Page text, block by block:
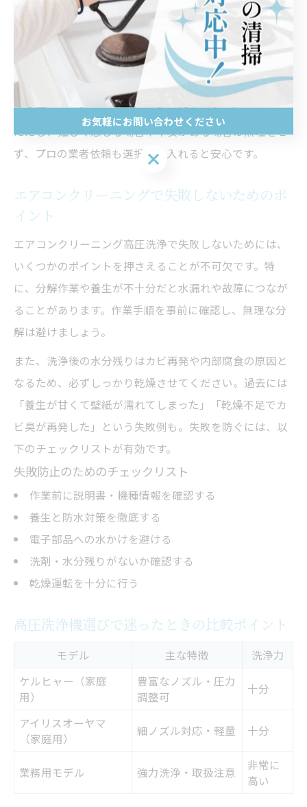
洗浄時は、洗剤を適切に使い、十分にすすぐことで薬剤
残りや臭いを防止します。仕上げに送風運転を10〜20分
行い、内部の乾燥を徹底してください。成功体験談とし
て、「初めてDIYで高圧洗浄したが、臭いが消えて冷房効
率も上がった」といった声が多く見られます。
ただし、難しく感じる場合や不安がある場合は無理をせ
ず、プロの業者依頼も選択肢に入れると安心です。
エアコンクリーニングで失敗しないためのポ
イント
エアコンクリーニング高圧洗浄で失敗しないためには、
いくつかのポイントを押さえることが不可欠です。特
に、分解作業や養生が不十分だと水漏れや故障につなが
ることがあります。作業手順を事前に確認し、無理な分
解は避けましょう。
また、洗浄後の水分残りはカビ再発や内部腐食の原因と
なるため、必ずしっかり乾燥させてください。過去には
「養生が甘くて壁紙が濡れてしまった」「乾燥不足でカ
ビ臭が再発した」という失敗例も。失敗を防ぐには、以
下のチェックリストが有効です。
失敗防止のためのチェックリスト
作業前に説明書・機種情報を確認する
養生と防水対策を徹底する
電子部品への水かけを避ける
洗剤・水分残りがないか確認する
乾燥運転を十分に行う
高圧洗浄機選びで迷ったときの比較ポイント
モデル 主な特徴
洗浄力
ケルヒャー（家庭
用）
豊富なノズル・圧力
調整可
十分
アイリスオーヤマ
（家庭用）
細ノズル対応・軽量 十分
業務用モデル 強力洗浄・取扱注意
非常に
高い
お気軽にお問い合わせください
お気軽にお問い合わせください